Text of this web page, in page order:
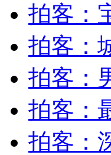
山西运城恶犬咬伤
女孩北京地铁殴打
无痛分娩是否安全
拍客：
拍客：
拍客：
拍客：
拍客：